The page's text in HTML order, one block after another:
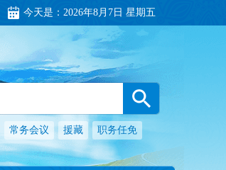
今天是： 2026年8月7日 星期五
常务会议 援藏 职务任免